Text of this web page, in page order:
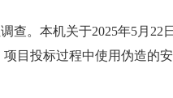
查。本机关于2025年5月22
目投标过程中使用伪造的